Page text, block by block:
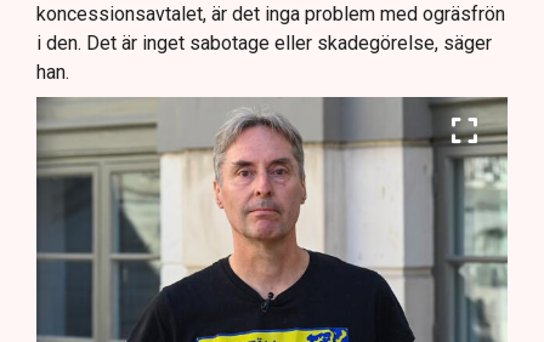
koncessionsavtalet, är det inga problem med ogräsfrön
i den. Det är inget sabotage eller skadegörelse, säger
han.